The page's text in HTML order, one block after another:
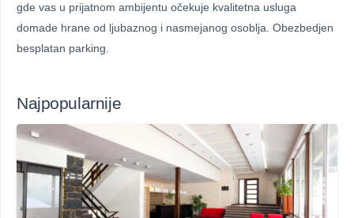
gde vas u prijatnom ambijentu očekuje kvalitetna usluga
domade hrane od ljubaznog i nasmejanog osoblja. Obezbedjen
besplatan parking.
Najpopularnije